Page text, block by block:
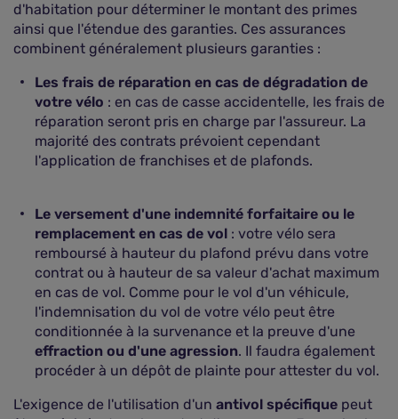
d'habitation pour déterminer le montant des primes
ainsi que l'étendue des garanties. Ces assurances
combinent généralement plusieurs garanties :
Les frais de réparation en cas de dégradation de
votre vélo : en cas de casse accidentelle, les frais de
réparation seront pris en charge par l'assureur. La
majorité des contrats prévoient cependant
l'application de franchises et de plafonds.
Le versement d'une indemnité forfaitaire ou le
remplacement en cas de vol : votre vélo sera
remboursé à hauteur du plafond prévu dans votre
contrat ou à hauteur de sa valeur d'achat maximum
en cas de vol. Comme pour le vol d'un véhicule,
l'indemnisation du vol de votre vélo peut être
conditionnée à la survenance et la preuve d'une
effraction ou d'une agression. Il faudra également
procéder à un dépôt de plainte pour attester du vol.
L'exigence de l'utilisation d'un antivol spécifique peut